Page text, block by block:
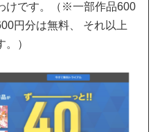
けです。（※一部作品600
円分は無料、 それ以上
）